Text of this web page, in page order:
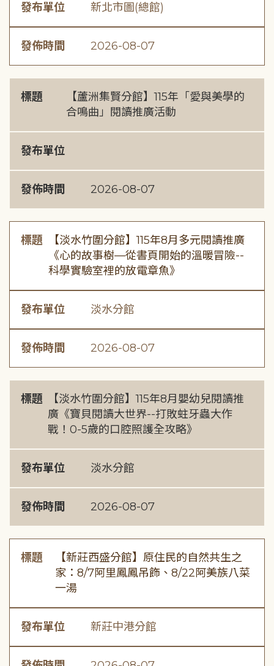
發布單位 新北市圖(總館)
發佈時間 2026-08-07
標題
【蘆洲集賢分館】115年「愛與美學的
合鳴曲」閱讀推廣活動
發布單位
發佈時間 2026-08-07
標題
【淡水竹圍分館】115年8月多元閱讀推廣
《心的故事樹—從書頁開始的溫暖冒險--
科學實驗室裡的放電章魚》
發布單位 淡水分館
發佈時間 2026-08-07
標題
【淡水竹圍分館】115年8月嬰幼兒閱讀推
廣《寶貝閱讀大世界--打敗蛀牙蟲大作
戰！0-5歲的口腔照護全攻略》
發布單位 淡水分館
發佈時間 2026-08-07
標題
【新莊西盛分館】原住民的自然共生之
家：8/7阿里鳳鳳吊飾、8/22阿美族八菜
一湯
發布單位 新莊中港分館